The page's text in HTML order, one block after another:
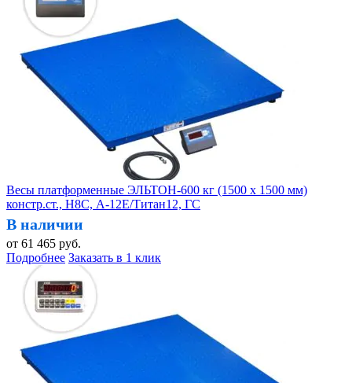
Весы платформенные ЭЛЬТОН-600 кг (1500 х 1500 мм)
констр.ст., H8C, А-12Е/Титан12, ГС
В наличии
от 61 465 руб.
Подробнее Заказать в 1 клик